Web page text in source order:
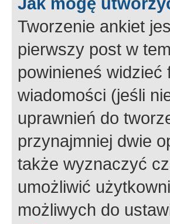
Tworzenie ankiet
pierwszy post w
powinieneś widzieć
wiadomości (jeśli
uprawnień do
przynajmniej dwie
także wyznaczyć
umożliwić
możliwych do